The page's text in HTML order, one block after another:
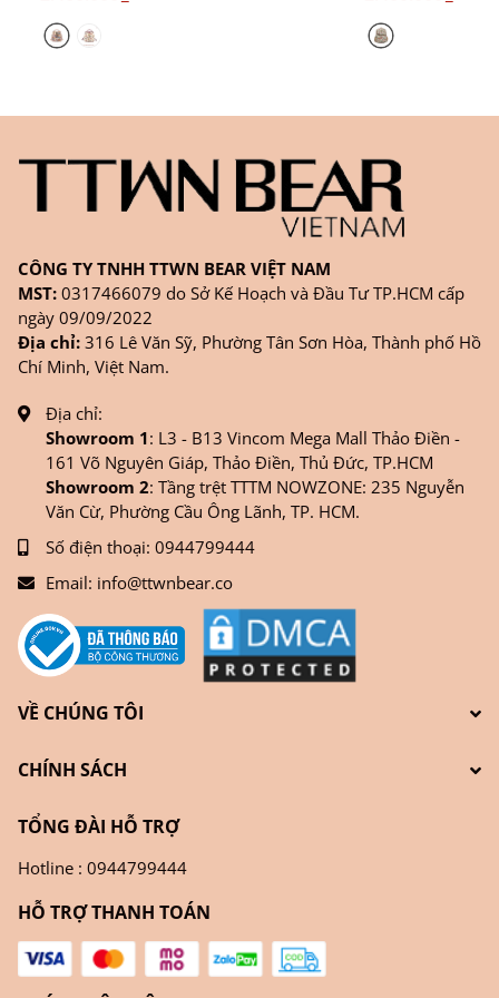
CÔNG TY TNHH TTWN BEAR VIỆT NAM
MST: 0317466079 do Sở Kế Hoạch và Đầu Tư TP.HCM cấp
ngày 09/09/2022
Địa chỉ: 316 Lê Văn Sỹ, Phường Tân Sơn Hòa, Thành phố Hồ
Chí Minh, Việt Nam.
Địa chỉ:
Showroom 1: L3 - B13 Vincom Mega Mall Thảo Điền -
161 Võ Nguyên Giáp, Thảo Điền, Thủ Đức, TP.HCM
Showroom 2: Tầng trệt TTTM NOWZONE: 235 Nguyễn
Văn Cừ, Phường Cầu Ông Lãnh, TP. HCM.
Số điện thoại: 0944799444
Email: info@ttwnbear.co
VỀ CHÚNG TÔI
CHÍNH SÁCH
TỔNG ĐÀI HỖ TRỢ
Hotline : 0944799444
HỖ TRỢ THANH TOÁN